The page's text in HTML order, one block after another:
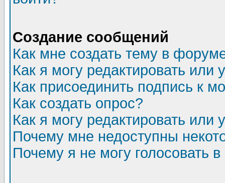
Создание сообщений
Как мне создать тему в
Как я могу редактировать или
Как присоединить подпись к
Как создать опрос?
Как я могу редактировать или
Почему мне недоступны
Почему я не могу голосовать